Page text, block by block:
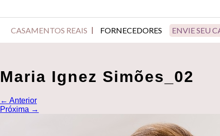
CASAMENTOS REAIS FORNECEDORES ENVIE SEU
Maria Ignez Simões_02
← Anterior
Próxima →